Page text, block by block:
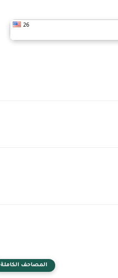
المصاحف الكاملة